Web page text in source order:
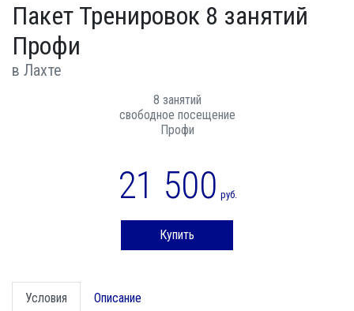
Пакет Тренировок 8 занятий
Профи
в Лахте
8 занятий
свободное посещение
Профи
21 500 руб.
Купить
Условия Описание